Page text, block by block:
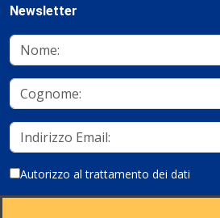
Newsletter
Autorizzo al trattamento dei dati